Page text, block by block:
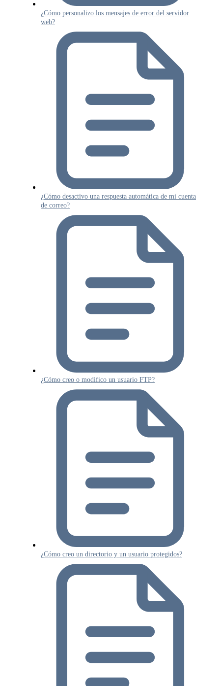
¿Cómo personalizo los mensajes de error del servidor
web?
¿Cómo desactivo una respuesta automática de mi cuenta
de correo?
¿Cómo creo o modifico un usuario FTP?
¿Cómo creo un directorio y un usuario protegidos?